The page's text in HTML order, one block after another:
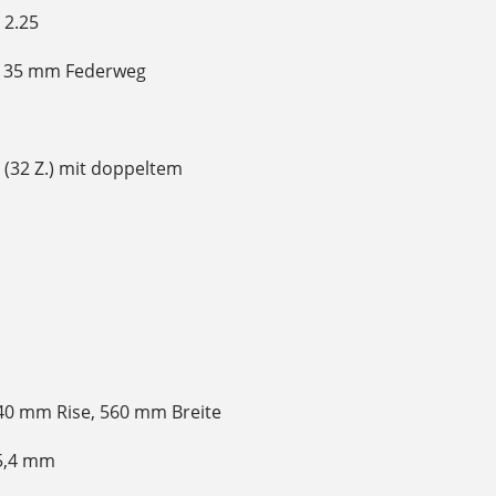
mm Federweg
Z.) mit doppeltem
mm Rise, 560 mm Breite
mm